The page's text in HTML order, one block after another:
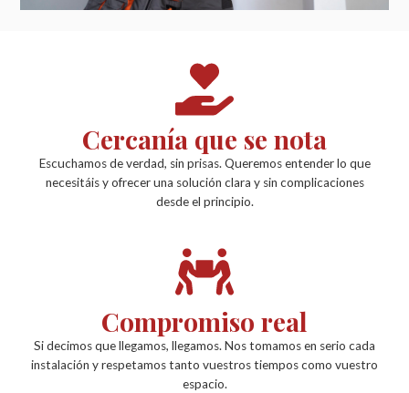
Cercanía que se nota
Escuchamos de verdad, sin prisas. Queremos entender lo que
necesitáis y ofrecer una solución clara y sin complicaciones
desde el principio.
Compromiso real
Si decimos que llegamos, llegamos. Nos tomamos en serio cada
instalación y respetamos tanto vuestros tiempos como vuestro
espacio.